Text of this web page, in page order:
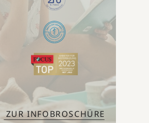
ZUR INFOBROSCHÜRE